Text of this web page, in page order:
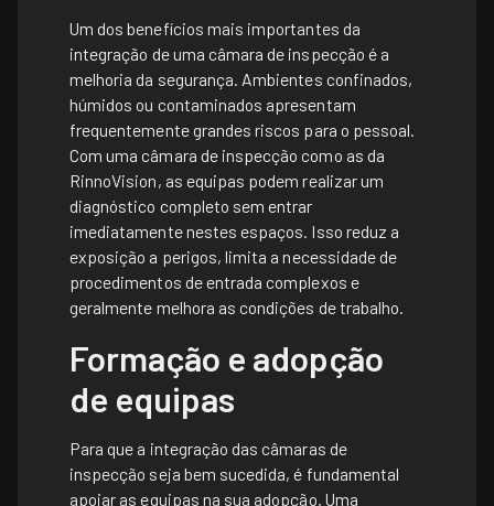
Um dos benefícios mais importantes da
integração de uma câmara de inspecção é a
melhoria da segurança. Ambientes confinados,
húmidos ou contaminados apresentam
frequentemente grandes riscos para o pessoal.
Com uma câmara de inspecção como as da
RinnoVision, as equipas podem realizar um
diagnóstico completo sem entrar
imediatamente nestes espaços. Isso reduz a
exposição a perigos, limita a necessidade de
procedimentos de entrada complexos e
geralmente melhora as condições de trabalho.
Formação e adopção
de equipas
Para que a integração das câmaras de
inspecção seja bem sucedida, é fundamental
apoiar as equipas na sua adopção. Uma